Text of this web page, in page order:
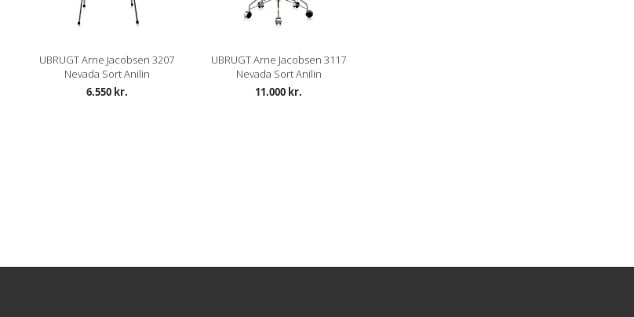
UBRUGT Arne Jacobsen 3207
Nevada Sort Anilin
6.550 kr.
UBRUGT Arne Jacobsen 3117
Nevada Sort Anilin
11.000 kr.